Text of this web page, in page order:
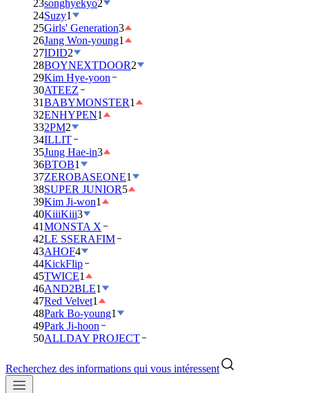
23songhyekyo2
24Suzy1
25Girls' Generation3
26Jang Won-young1
27IDID2
28BOYNEXTDOOR2
29Kim Hye-yoon
30ATEEZ
31BABYMONSTER1
32ENHYPEN1
332PM2
34ILLIT
35Jung Hae-in3
36BTOB1
37ZEROBASEONE1
38SUPER JUNIOR5
39Kim Ji-won1
40KiiiKiii3
41MONSTA X
42LE SSERAFIM
43AHOF4
44KickFlip
45TWICE1
46AND2BLE1
47Red Velvet1
48Park Bo-young1
49Park Ji-hoon
50ALLDAY PROJECT
Recherchez des informations qui vous intéressent